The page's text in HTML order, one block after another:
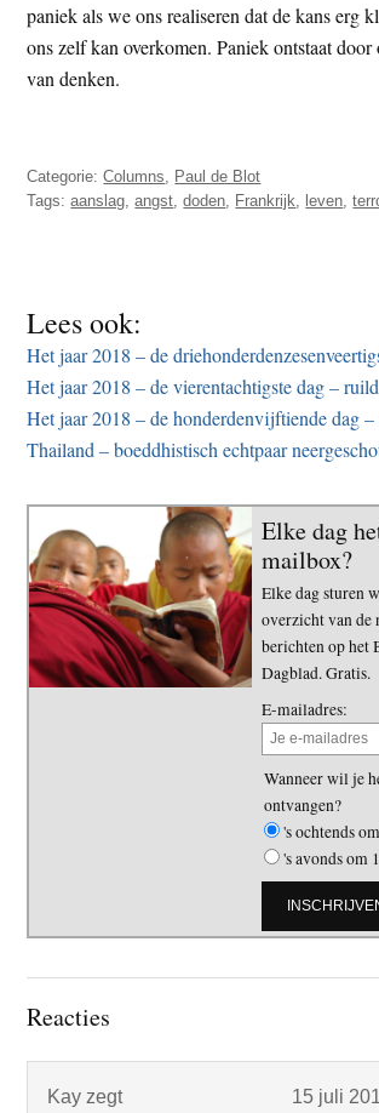
paniek als we ons realiseren dat de kans erg
ons zelf kan overkomen. Paniek ontstaat door
van denken.
Categorie:Columns
Paul de Blot
Tags:aanslag ,angst ,doden Frankrijk leven ,
Lees ook:
Het jaar 2018 – de
Het jaar 2018 – de vierentachtigste dag –
Het jaar 2018 – de honderdenvijftiende dag
Thailand – boeddhistisch echtpaar
Elke dag
mailbox?
Elke dag sturen
overzicht van de
berichten op het
Dagblad. Gratis.
E-mailadres:
Wanneer wil je
ontvangen?
's ochtends
's avonds om
Lees
Reacties
Kay zegt 15 juli